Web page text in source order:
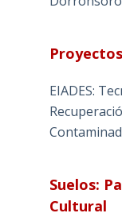
EIADES:
Suelos:
Cultural